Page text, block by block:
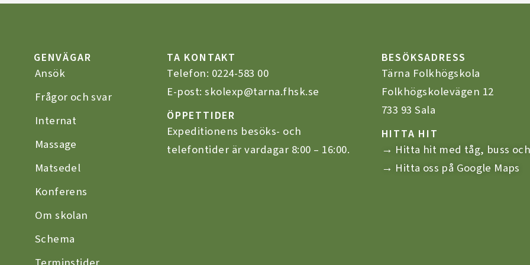
GENVÄGAR
Ansök
Frågor och svar
Internat
Massage
Matsedel
Konferens
Om skolan
Schema
TA KONTAKT
Telefon: 0224-583 00
E-post: skolexp@tarna.fhsk.se
ÖPPETTIDER
Expeditionens besöks- och
telefontider är vardagar 8:00 – 16:00.
BESÖKSADRESS
Tärna Folkhögskola
Folkhögskolevägen 12
733 93 Sala
HITTA HIT
→ Hitta hit med tåg, buss
→ Hitta oss på Google Maps